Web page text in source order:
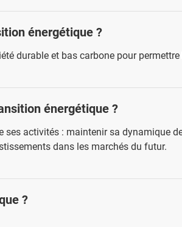
énergétique ?
durable et bas carbone pour
énergétique ?
activités : maintenir sa dynamique
dans les marchés du futur.
?